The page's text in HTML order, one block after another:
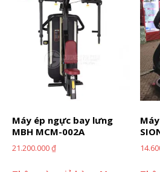
Máy ép ngực bay lưng
MBH MCM-002A
21.200.000₫